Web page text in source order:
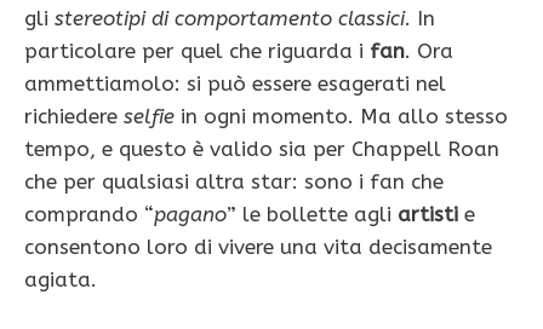
gli stereotipi di comportamento classici. In
particolare per quel che riguarda i fan. Ora
ammettiamolo: si può essere esagerati nel
richiedere selfie in ogni momento. Ma allo stesso
tempo, e questo è valido sia per Chappell Roan
che per qualsiasi altra star: sono i fan che
comprando “pagano” le bollette agli artisti e
consentono loro di vivere una vita decisamente
agiata.